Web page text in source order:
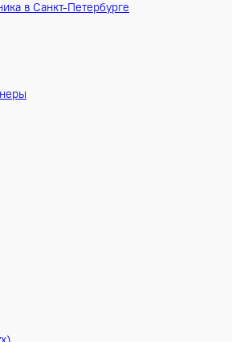
в Санкт-Петербурге